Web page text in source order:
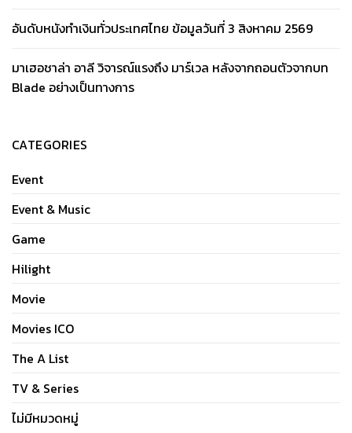
อันดับหนังทำเงินทั่วประเทศไทย ข้อมูลวันที่ 3 สิงหาคม 2569
มาเฮอชาล่า อาลี วิจารณ์แรงถึง มาร์เวล หลังจากถอนตัวจากบท
Blade อย่างเป็นทางการ
CATEGORIES
Event
Event & Music
Game
Hilight
Movie
Movies ICO
The A List
TV & Series
ไม่มีหมวดหมู่